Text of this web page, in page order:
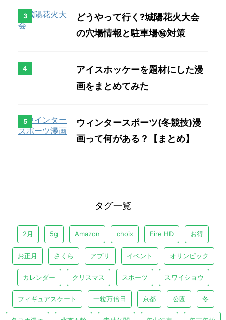
どうやって行く?城陽花火大会
の穴場情報と駐車場㊙対策
アイスホッケーを題材にした漫
画をまとめてみた
ウィンタースポーツ(冬競技)漫
画って何がある？【まとめ】
タグ一覧
2月 5g Amazon choix Fire HD お得
お正月 さくら アプリ イベント オリンピック
カレンダー クリスマス スポーツ スワイショウ
フィギュアスケート 一粒万倍日 京都 公園 冬